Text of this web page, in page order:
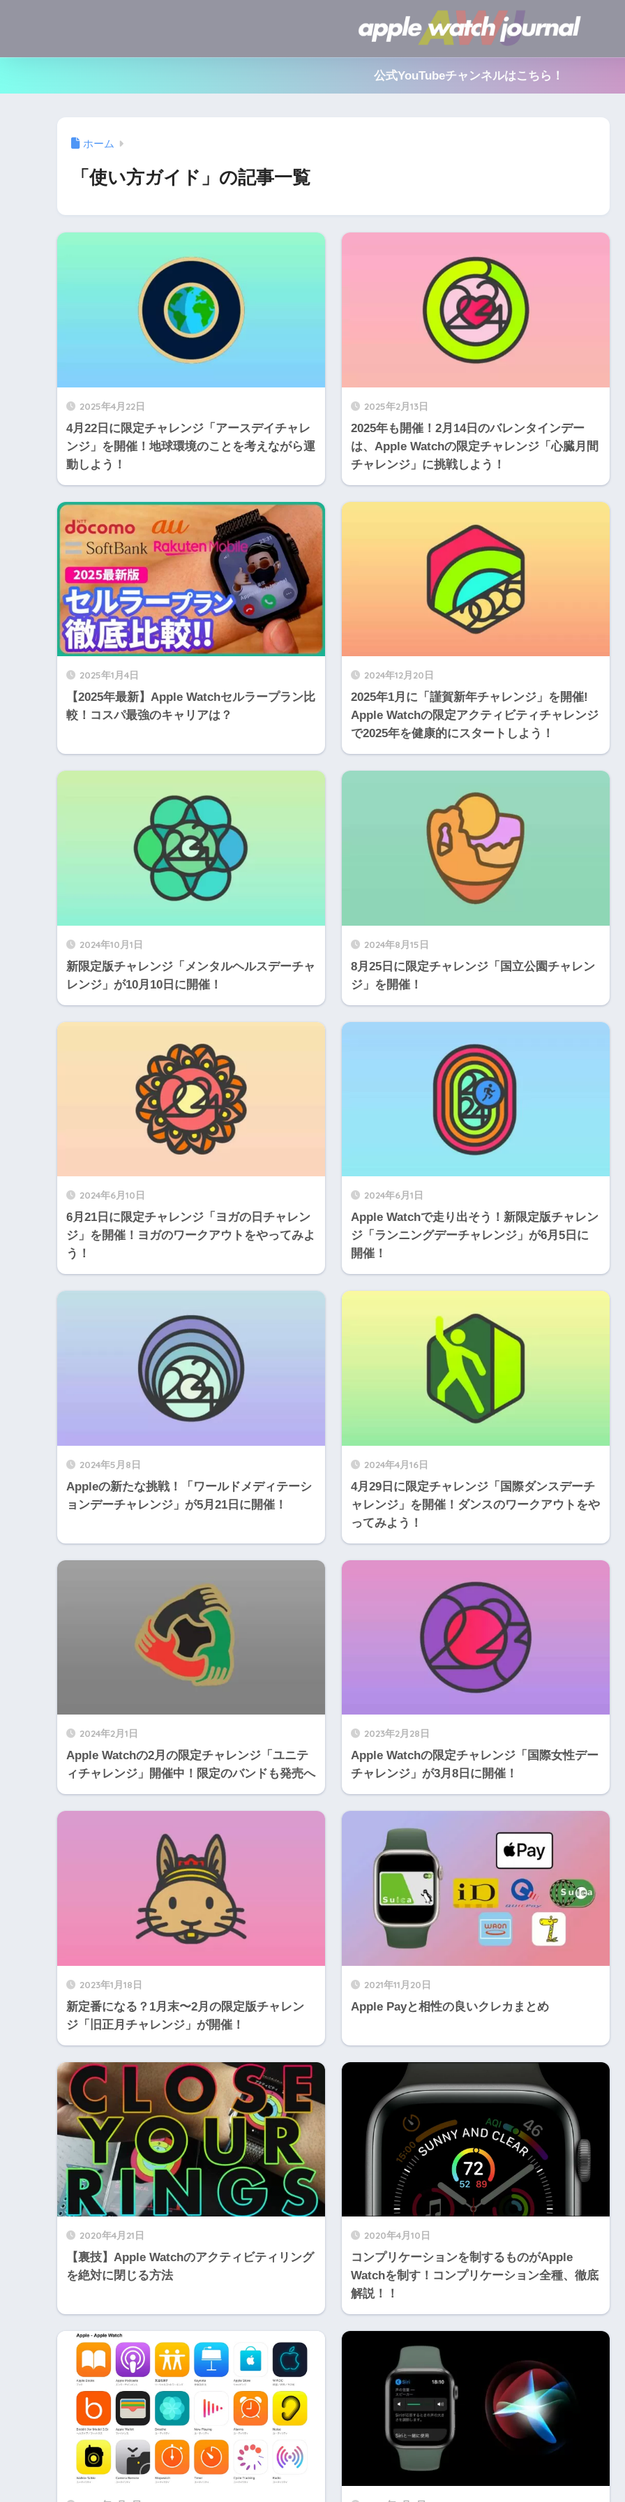
公式YouTubeチャンネルはこちら！
ホーム
「使い方ガイド」の記事一覧
2025年4月22日
4月22日に限定チャレンジ「アースデイチャレ
ンジ」を開催！地球環境のことを考えながら運
動しよう！
2025年2月13日
2025年も開催！2月14日のバレンタインデー
は、Apple Watchの限定チャレンジ「心臓月間
チャレンジ」に挑戦しよう！
2025年1月4日
【2025年最新】Apple Watchセルラープラン比
較！コスパ最強のキャリアは？
2024年12月20日
2025年1月に「謹賀新年チャレンジ」を開催!
Apple Watchの限定アクティビティチャレンジ
で2025年を健康的にスタートしよう！
2024年10月1日
新限定版チャレンジ「メンタルヘルスデーチャ
レンジ」が10月10日に開催！
2024年8月15日
8月25日に限定チャレンジ「国立公園チャレン
ジ」を開催！
2024年6月10日
6月21日に限定チャレンジ「ヨガの日チャレン
ジ」を開催！ヨガのワークアウトをやってみよ
う！
2024年6月1日
Apple Watchで走り出そう！新限定版チャレン
ジ「ランニングデーチャレンジ」が6月5日に
開催！
2024年5月8日
Appleの新たな挑戦！「ワールドメディテーシ
ョンデーチャレンジ」が5月21日に開催！
2024年4月16日
4月29日に限定チャレンジ「国際ダンスデーチ
ャレンジ」を開催！ダンスのワークアウトをや
ってみよう！
2024年2月1日
Apple Watchの2月の限定チャレンジ「ユニテ
ィチャレンジ」開催中！限定のバンドも発売へ
2023年2月28日
Apple Watchの限定チャレンジ「国際女性デー
チャレンジ」が3月8日に開催！
2023年1月18日
新定番になる？1月末〜2月の限定版チャレン
ジ「旧正月チャレンジ」が開催！
2021年11月20日
Apple Payと相性の良いクレカまとめ
2020年4月21日
【裏技】Apple Watchのアクティビティリング
を絶対に閉じる方法
2020年4月10日
コンプリケーションを制するものがApple
Watchを制す！コンプリケーション全種、徹底
解説！！